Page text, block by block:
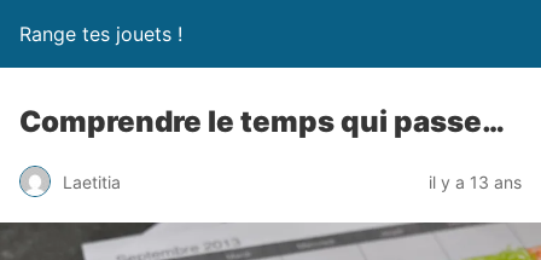
Range tes jouets !
Comprendre le temps qui passe…
Laetitia il y a 13 ans